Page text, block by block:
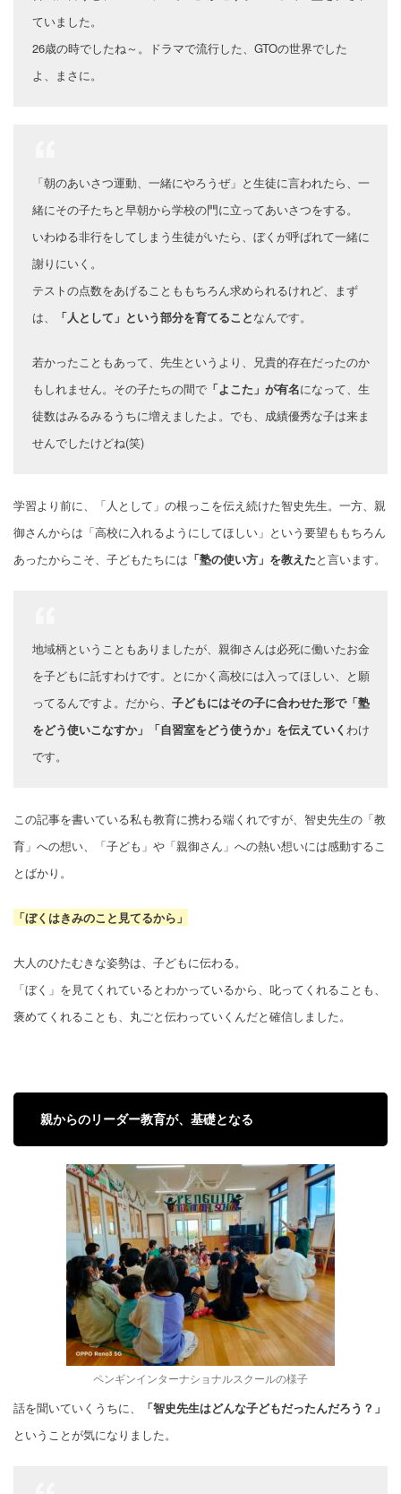
ていました。
26歳の時でしたね～。ドラマで流行した、GTOの世界でした
よ、まさに。
「朝のあいさつ運動、一緒にやろうぜ」と生徒に言われたら、一
緒にその子たちと早朝から学校の門に立ってあいさつをする。
いわゆる非行をしてしまう生徒がいたら、ぼくが呼ばれて一緒に
謝りにいく。
テストの点数をあげることももちろん求められるけれど、まず
は、
「人として」という部分を育てることなんです。
若かったこともあって、先生というより、兄貴的存在だったのか
もしれません。その子たちの間で 「よこた」が有名になって、生
徒数はみるみるうちに増えましたよ。でも、成績優秀な子は来ま
せんでしたけどね(笑)
学習より前に、「人として」の根っこを伝え続けた智史先生。一方、親
御さんからは「高校に入れるようにしてほしい」という要望ももちろん
あったからこそ、子どもたちには 「塾の使い方」を教えたと言います。
地域柄ということもありましたが、親御さんは必死に働いたお金
を子どもに託すわけです。とにかく高校には入ってほしい、と願
ってるんですよ。だから、 子どもにはその子に合わせた形で「塾
をどう使いこなすか」「自習室をどう使うか」を伝えていく わけ
です。
この記事を書いている私も教育に携わる端くれですが、智史先生の「教
育」への想い、「子ども」や「親御さん」への熱い想いには感動するこ
とばかり。
「ぼくはきみのこと見てるから」
大人のひたむきな姿勢は、子どもに伝わる。
「ぼく」を見てくれているとわかっているから、叱ってくれることも、
褒めてくれることも、丸ごと伝わっていくんだと確信しました。
親からのリーダー教育が、基礎となる
ペンギンインターナショナルスクールの様子
話を聞いていくうちに、
「智史先生はどんな子どもだったんだろう？」
ということが気になりました。